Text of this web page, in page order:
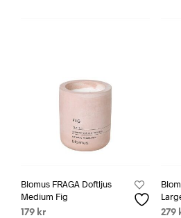
Blomus FRAGA Doftljus
Medium Fig
179 kr 279